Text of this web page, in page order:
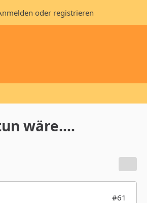
oder registrieren
wäre....
#61